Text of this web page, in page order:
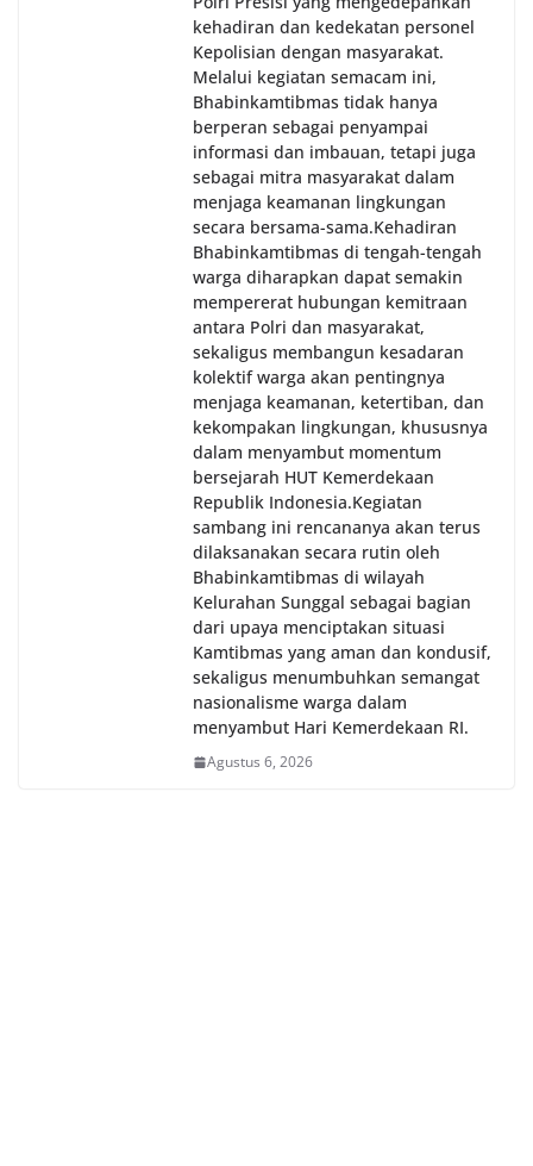
kehadiran dan kedekatan personel
Kepolisian dengan masyarakat.
Melalui kegiatan semacam ini,
Bhabinkamtibmas tidak hanya
berperan sebagai penyampai
informasi dan imbauan, tetapi juga
sebagai mitra masyarakat dalam
menjaga keamanan lingkungan
secara bersama-sama.‎‎Kehadiran
Bhabinkamtibmas di tengah-tengah
warga diharapkan dapat semakin
mempererat hubungan kemitraan
antara Polri dan masyarakat,
sekaligus membangun kesadaran
kolektif warga akan pentingnya
menjaga keamanan, ketertiban, dan
kekompakan lingkungan, khususnya
dalam menyambut momentum
bersejarah HUT Kemerdekaan
Republik Indonesia.‎Kegiatan
sambang ini rencananya akan terus
dilaksanakan secara rutin oleh
Bhabinkamtibmas di wilayah
Kelurahan Sunggal sebagai bagian
dari upaya menciptakan situasi
Kamtibmas yang aman dan kondusif,
sekaligus menumbuhkan semangat
nasionalisme warga dalam
menyambut Hari Kemerdekaan RI.
Agustus 6, 2026